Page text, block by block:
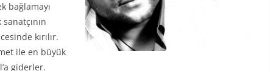
bağlamayı
kırılır.
ile en büyük
giderler.